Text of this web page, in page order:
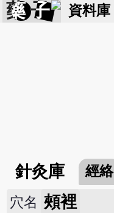
藥 子 資料庫
針灸庫 經絡
穴名 頰裡